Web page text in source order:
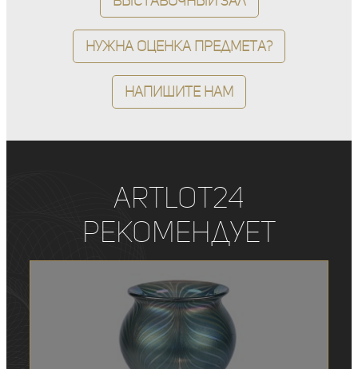
Нужна оценка предмета?
Напишите нам
ArtLot24
рекомендует